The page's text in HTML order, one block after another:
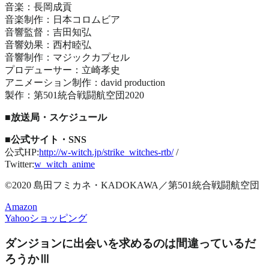
音楽：長岡成貢
音楽制作：日本コロムビア
音響監督：吉田知弘
音響効果：西村睦弘
音響制作：マジックカプセル
プロデューサー：立崎孝史
アニメーション制作：david production
製作：第501統合戦闘航空団2020
■放送局・スケジュール
■公式サイト・SNS
公式HP:http://w-witch.jp/strike_witches-rtb//
Twitter:w_witch_anime
©2020 島田フミカネ・KADOKAWA／第501統合戦闘航空団
Amazon
Yahooショッピング
ダンジョンに出会いを求めるのは間違っているだ
ろうかⅢ